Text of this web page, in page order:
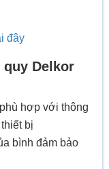
đây
Delkor
hợp với thông
bị
bình đảm bảo